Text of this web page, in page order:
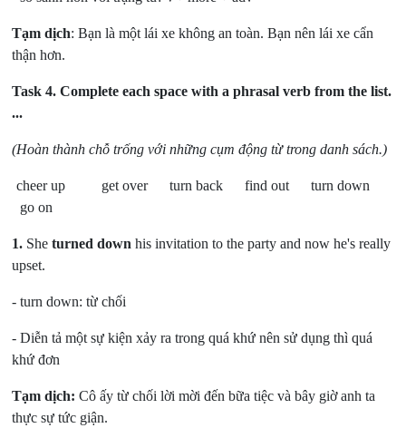
Tạm dịch: Bạn là một lái xe không an toàn. Bạn nên lái xe cẩn
thận hơn.
Task 4.Complete each space with a phrasal verb from the list.
...
(Hoàn thành chỗ trống với những cụm động từ trong danh sách.)
cheer up get over turn back find out turn down
go on
1. Sheturned down his invitation to the party and now he's really
upset.
- turn down:từ chối
- Diễn tả một sự kiện xảy ra trong quá khứ nên sử dụng thì quá
khứ đơn
Tạm dịch: Cô ấy từ chối lời mời đến bữa tiệc và bây giờ anh ta
thực sự tức giận.